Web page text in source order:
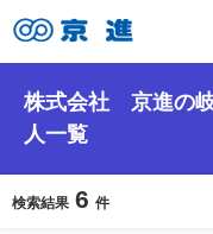
株式会社 京進の
人一覧
検索結果 6 件